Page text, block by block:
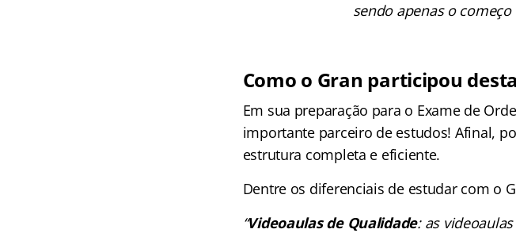
sendo apenas o
Como o Gran participou
Em sua preparação para o Exame de
importante parceiro de estudos! Afinal,
estrutura completa e eficiente.
Dentre os diferenciais de estudar com o
“Videoaulas de Qualidade: as